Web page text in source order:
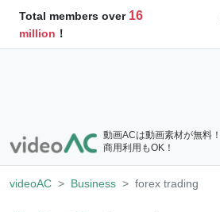
Total members over 16
million ！
動画ACは動画素材が無料！
商用利用もOK！
videoAC Business forex trading